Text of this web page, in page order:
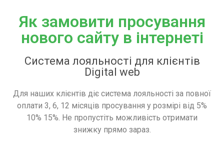
Як замовити просування
нового сайту в інтернеті
Система лояльності для клієнтів
Digital web
Для наших клієнтів діє система лояльності за повної
оплати 3, 6, 12 місяців просування у розмірі від 5%
10% 15%. Не пропустіть можливість отримати
знижку прямо зараз.